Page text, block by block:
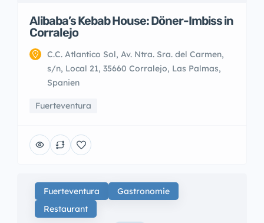
Alibaba’s Kebab House: Döner-Imbiss in
Corralejo
C.C. Atlantico Sol, Av. Ntra. Sra. del Carmen,
s/n, Local 21, 35660 Corralejo, Las Palmas,
Spanien
Fuerteventura
Fuerteventura
Gastronomie
Restaurant